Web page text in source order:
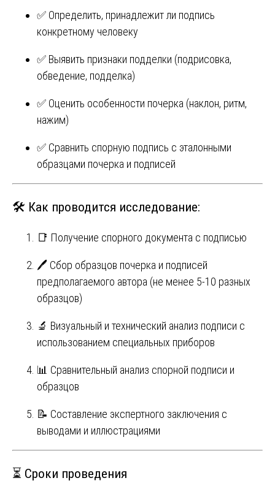
✅ Определить, принадлежит ли подпись
конкретному человеку
✅ Выявить признаки подделки (подрисовка,
обведение, подделка)
✅ Оценить особенности почерка (наклон, ритм,
нажим)
✅ Сравнить спорную подпись с эталонными
образцами почерка и подписей
🛠️ Как проводится исследование:
📑 Получение спорного документа с подписью
🖊️ Сбор образцов почерка и подписей
предполагаемого автора (не менее 5-10 разных
образцов)
🔬 Визуальный и технический анализ подписи с
использованием специальных приборов
📊 Сравнительный анализ спорной подписи и
образцов
📝 Составление экспертного заключения с
выводами и иллюстрациями
⏳ Сроки проведения